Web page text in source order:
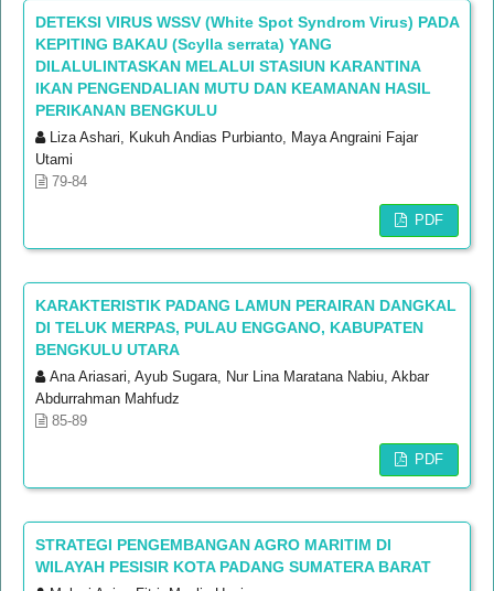
DETEKSI VIRUS WSSV (White Spot Syndrom Virus) PADA
KEPITING BAKAU (Scylla serrata) YANG
DILALULINTASKAN MELALUI STASIUN KARANTINA
IKAN PENGENDALIAN MUTU DAN KEAMANAN HASIL
PERIKANAN BENGKULU
Liza Ashari, Kukuh Andias Purbianto, Maya Angraini Fajar
Utami
79-84
PDF
KARAKTERISTIK PADANG LAMUN PERAIRAN DANGKAL
DI TELUK MERPAS, PULAU ENGGANO, KABUPATEN
BENGKULU UTARA
Ana Ariasari, Ayub Sugara, Nur Lina Maratana Nabiu, Akbar
Abdurrahman Mahfudz
85-89
PDF
STRATEGI PENGEMBANGAN AGRO MARITIM DI
WILAYAH PESISIR KOTA PADANG SUMATERA BARAT